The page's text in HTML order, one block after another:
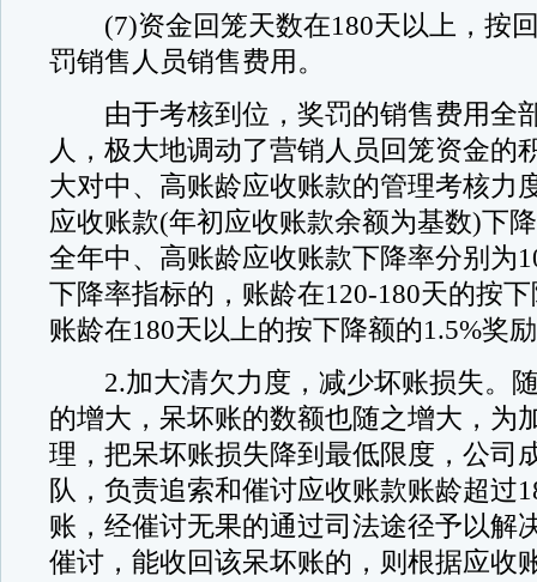
(7)资金回笼天数在180天以上，按
罚销售人员销售费用。
由于考核到位，奖罚的销售费用全
人，极大地调动了营销人员回笼资金的
大对中、高账龄应收账款的管理考核力
应收账款(年初应收账款余额为基数)下
全年中、高账龄应收账款下降率分别为
下降率指标的，账龄在120-180天的按
账龄在180天以上的按下降额的1.5%奖
2.加大清欠力度，减少坏账损失。
的增大，呆坏账的数额也随之增大，为
理，把呆坏账损失降到最低限度，公司
队，负责追索和催讨应收账款账龄超过
账，经催讨无果的通过司法途径予以解
催讨，能收回该呆坏账的，则根据应收